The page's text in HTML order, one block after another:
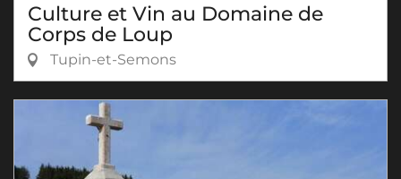
Culture et Vin au Domaine de
Corps de Loup
Tupin-et-Semons